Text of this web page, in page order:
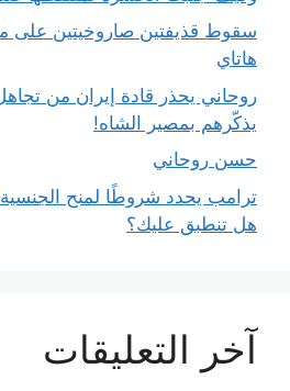
سقوط قذيفتين صاروخيتين على
هاتاي
روحاني يحذر قادة إيران من
يذكّرهم بمصير الشاه!
حسن روحاني
ترامب يحدد شروطًا لمنح الجنسية
هل تنطبق عليك؟
آخر التعليقات